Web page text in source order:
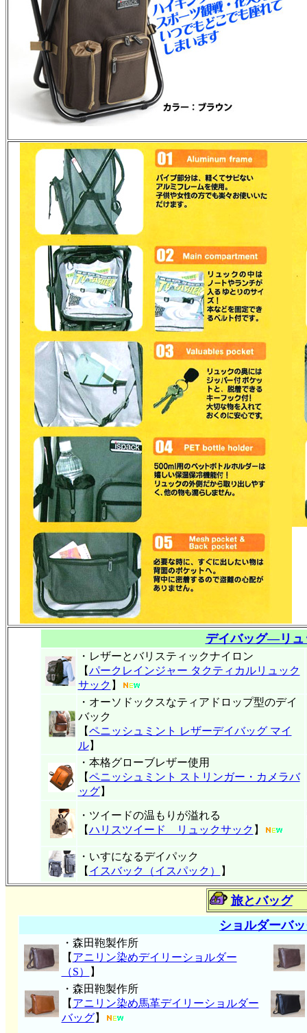
デイバッグ―リ
・レザーとバリスティックナイロン
【パークレインジャー タクティカルリュック
サック 】
・オーソドックスなティアドロップ型のデイ
バック
【ペニッシュミント レザーデイバッグ マイ
ル】
・本格グローブレザー使用
【ペニッシュミント ストリンガー・カメラバ
ッグ】
・ツイードの温もりが溢れる
【ハリスツイード リュックサック 】
・いすになるデイパック
【 イスバック（イスパック） 】
旅とバッグ
ショルダーバ
・森田鞄製作所
【 アニリン染めデイリーショルダー
（S）
】
・森田鞄製作所
【 アニリン染め馬革デイリーショルダー
バッグ】